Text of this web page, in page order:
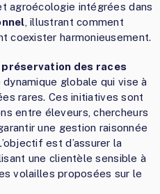
agroécologie intégrées dans
, illustrant comment
coexister harmonieusement.
préservation des races
dynamique globale qui vise à
rares. Ces initiatives sont
entre éleveurs, chercheurs
une gestion raisonnée
est d’assurer la
une clientèle sensible à
volailles proposées sur le